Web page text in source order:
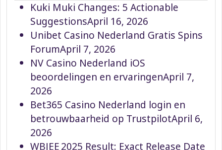
Kuki Muki Changes: 5 Actionable
SuggestionsApril 16, 2026
Unibet Casino Nederland Gratis Spins
ForumApril 7, 2026
NV Casino Nederland iOS
beoordelingen en ervaringenApril 7,
2026
Bet365 Casino Nederland login en
betrouwbaarheid op TrustpilotApril 6,
2026
WBJEE 2025 Result: Exact Release Date